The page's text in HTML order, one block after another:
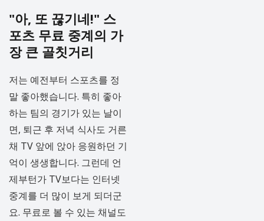
"아, 또 끊기네!" 스
포츠 무료 중계의 가
장 큰 골칫거리
저는 예전부터 스포츠를 정
말 좋아했습니다. 특히 좋아
하는 팀의 경기가 있는 날이
면, 퇴근 후 저녁 식사도 거른
채 TV 앞에 앉아 응원하던 기
억이 생생합니다. 그런데 언
제부턴가 TV보다는 인터넷
중계를 더 많이 보게 되더군
요. 무료로 볼 수 있는 채널도